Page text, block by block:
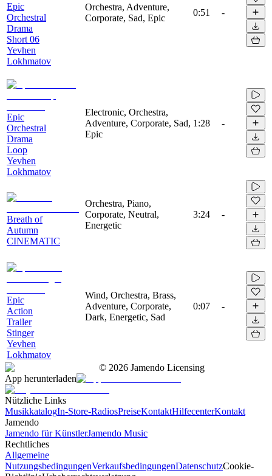
Epic
Orchestral
Drama
Short 06
Yevhen
Lokhmatov
Orchestra, Adventure,
Corporate, Sad, Epic
0:51 -
Epic
Orchestral
Drama
Loop
Yevhen
Lokhmatov
Electronic, Orchestra,
Adventure, Corporate, Sad,
Epic
1:28 -
Breath of
Autumn
CINEMATIC
Orchestra, Piano,
Corporate, Neutral,
Energetic
3:24 -
Epic
Action
Trailer
Stinger
Yevhen
Lokhmatov
Wind, Orchestra, Brass,
Adventure, Corporate,
Dark, Energetic, Sad
0:07 -
© 2026 Jamendo Licensing
App herunterladen
Nützliche Links
MusikkatalogIn-Store-RadiosPreiseKontaktHilfecenterKontakt
Jamendo
Jamendo für KünstlerJamendo Music
Rechtliches
Allgemeine
NutzungsbedingungenVerkaufsbedingungenDatenschutzCookie-